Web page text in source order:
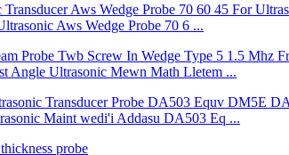
Aws Wedge Probe 70 6 ...
Angle Ultrasonic Mewn Math Lletem ...
Maint wedi'i Addasu DA503 Eq ...